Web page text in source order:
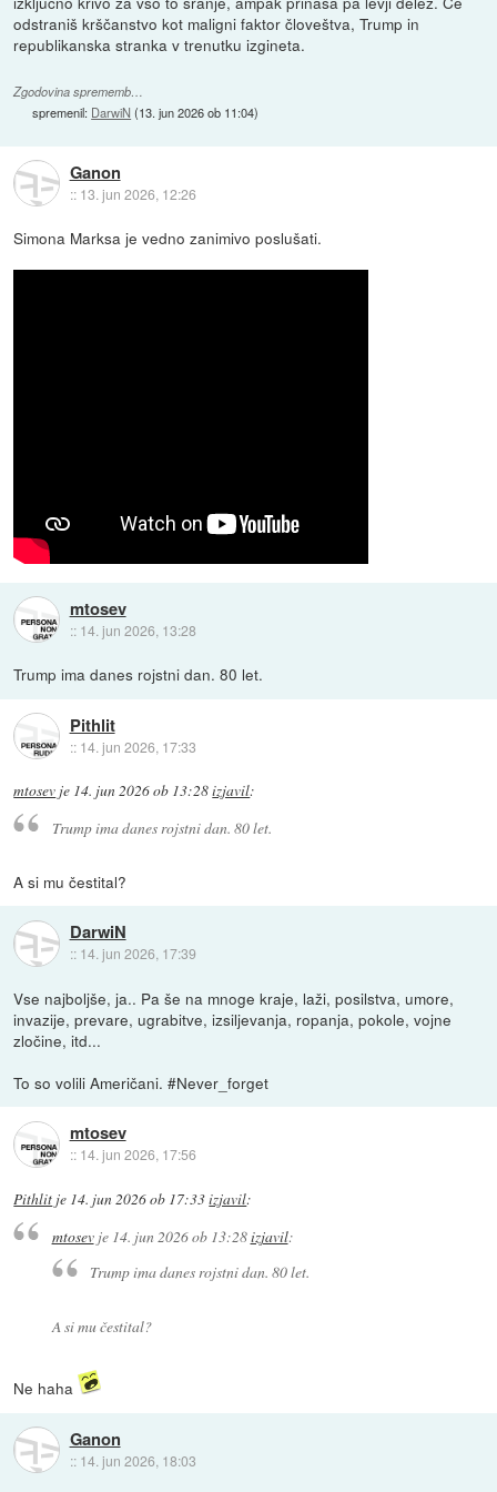
odstraniš krščanstvo kot maligni faktor človeštva, Trump in
republikanska stranka v trenutku izgineta.
Zgodovina sprememb…
spremenil: DarwiN (13. jun 2026 ob 11:04)
Ganon
:: 13. jun 2026, 12:26
Simona Marksa je vedno zanimivo poslušati.
mtosev
:: 14. jun 2026, 13:28
Trump ima danes rojstni dan. 80 let.
Pithlit
:: 14. jun 2026, 17:33
mtosev je 14. jun 2026 ob 13:28izjavil:
Trump ima danes rojstni dan. 80 let.
A si mu čestital?
DarwiN
:: 14. jun 2026, 17:39
Vse najboljše, ja.. Pa še na mnoge kraje, laži, posilstva, umore,
invazije, prevare, ugrabitve, izsiljevanja, ropanja, pokole, vojne
zločine, itd...
To so volili Američani. #Never_forget
mtosev
:: 14. jun 2026, 17:56
Pithlit je 14. jun 2026 ob 17:33izjavil:
mtosevje 14. jun 2026 ob 13:28izjavil:
Trump ima danes rojstni dan. 80 let.
A si mu čestital?
Ne haha
Ganon
:: 14. jun 2026, 18:03